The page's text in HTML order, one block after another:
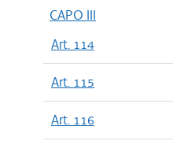
CAPO III
Art. 114
Art. 115
Art. 116